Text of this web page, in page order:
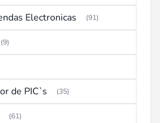
Electronicas (91)
(9)
de PIC`s (35)
(61)